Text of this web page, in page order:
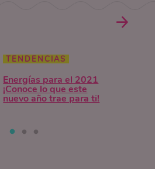
TENDENCIAS
Energías para el 2021
¡Conoce lo que este
nuevo año trae para ti!